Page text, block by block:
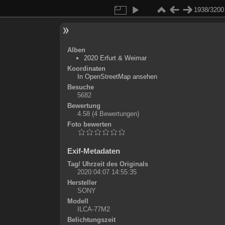
1938/3200
Alben
2020 Erfurt & Weimar
Koordinaten
+
-
In OpenStreetMap ansehen
Besuche
5682
Bewertung
4.58 (4 Bewertungen)
Foto bewerten
Exif-Metadaten
Tag/ Uhrzeit des Originals
2020:04:07 14:55:35
Hersteller
SONY
Modell
ILCA-77M2
Belichtungszeit